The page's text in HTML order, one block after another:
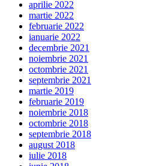
aprilie 2022
martie 2022
februarie 2022
ianuarie 2022
decembrie 2021
noiembrie 2021
octombrie 2021
septembrie 2021
martie 2019
februarie 2019
noiembrie 2018
octombrie 2018
septembrie 2018
august 2018
iulie 2018